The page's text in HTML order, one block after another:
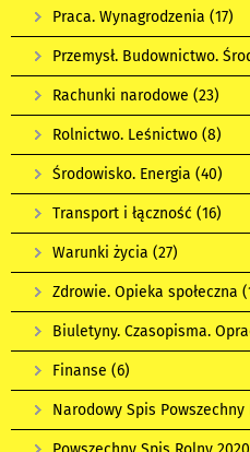
Praca. Wynagrodzenia (17)
Przemysł. Budownictwo.
Rachunki narodowe (23)
Rolnictwo. Leśnictwo (8)
Środowisko. Energia (40)
Transport i łączność (16)
Warunki życia (27)
Zdrowie. Opieka społeczna
Biuletyny. Czasopisma.
Finanse (6)
Narodowy Spis